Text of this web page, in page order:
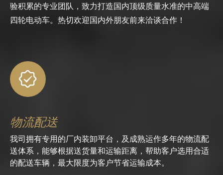
验积累的专业团队，致力打造国内顶级质量水准的中高端
四轮电动车。热切欢迎国内外朋友前来洽谈合作！
物流配送
我司拥有专用的厂内装卸平台，及成熟运作多年的物流配
送体系，能够根据送货量和运输距离，帮助客户选用合适
的配送车辆，最大限度为客户节省运输成本。